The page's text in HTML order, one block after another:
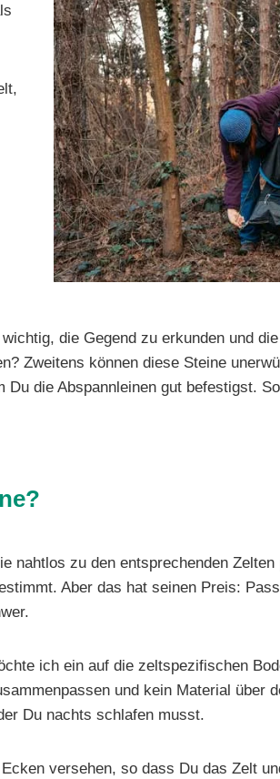
die Gegend zu erkunden und
Zweitens können diese Steine
die Abspannleinen gut befestigst.
nahtlos zu den entsprechenden
Aber das hat seinen Preis:
ich ein auf die zeltspezifischen
und kein Material über
Du nachts schlafen musst.
versehen, so dass Du das Zelt